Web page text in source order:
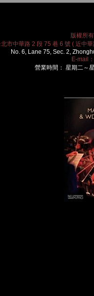
版權所
北市中華路 2 段 75 巷 6 號 ( 近中
No. 6, Lane 75, Sec. 2,
E-mail：
營業時間： 星期二～